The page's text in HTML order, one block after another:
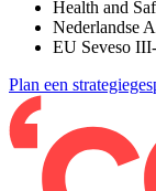
Health and
Nederlandse
EU Seveso
Plan een